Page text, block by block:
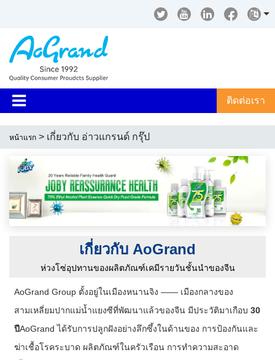
ติดต่อเรา
หน้าแรก > เกี่ยวกับ อ่าวแกรนด์ กรุ๊ป
เกี่ยวกับ AoGrand
ห่วงโซ่อุปทานของผลิตภัณฑ์เคมีรายวันชั้นนำของจีน
AoGrand Group ตั้งอยู่ในเมืองหนานจิง —— เมืองกลางของ
สามเหลี่ยมปากแม่น้ำแยงซีที่พัฒนาแล้วของจีน มีประวัติมาเกือบ 30
ปีAoGrand ได้รับการปลูกฝังอย่างลึกซึ้งในด้านของ การป้องกันและ
ฆ่าเชื้อโรคระบาด ผลิตภัณฑ์ในครัวเรือน การทำความสะอาด